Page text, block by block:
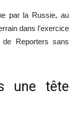
par la Russie, au
dans l’exercice
Reporters sans
une tête